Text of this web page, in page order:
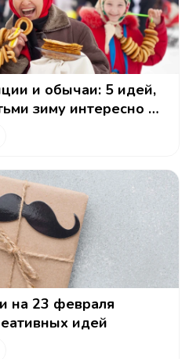
и обычаи: 5 идей,
зиму интересно и
на 23 февраля
идей